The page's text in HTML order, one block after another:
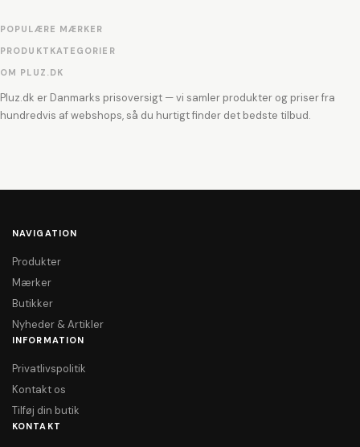
POPULÆRE MÆRKER
PRODUKTKATEGORIER
OM PLUZ.DK
Pluz.dk er Danmarks prisoversigt — vi samler produkter og priser fra
hundredvis af webshops, så du hurtigt finder det bedste tilbud.
NAVIGATION
Produkter
Mærker
Butikker
Nyheder & Artikler
INFORMATION
Privatlivspolitik
Kontakt os
Tilføj din butik
KONTAKT